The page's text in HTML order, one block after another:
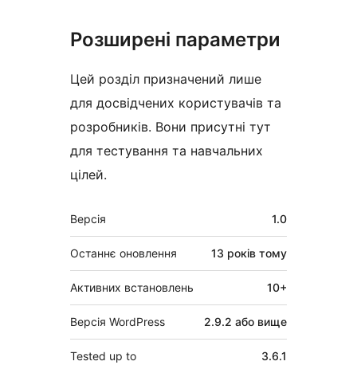
Розширені параметри
Цей розділ призначений лише
для досвідчених користувачів та
розробників. Вони присутні тут
для тестування та навчальних
цілей.
Мета
Версія 1.0
Останнє оновлення 13 років тому
Активних встановлень 10+
Версія WordPress 2.9.2 або вище
Tested up to 3.6.1